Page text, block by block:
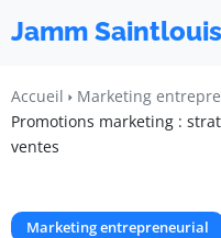
Jamm Saintlouis
Accueil
Marketing
Promotions marketing :
ventes
Marketing entrepreneurial